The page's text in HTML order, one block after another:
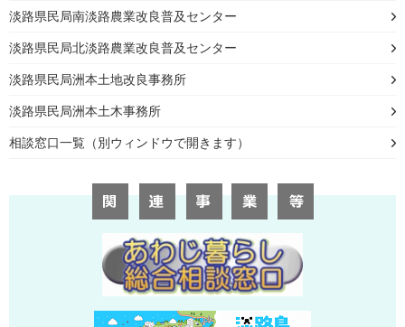
淡路県民局南淡路農業改良普及センター
淡路県民局北淡路農業改良普及センター
淡路県民局洲本土地改良事務所
淡路県民局洲本土木事務所
相談窓口一覧（別ウィンドウで開きます）